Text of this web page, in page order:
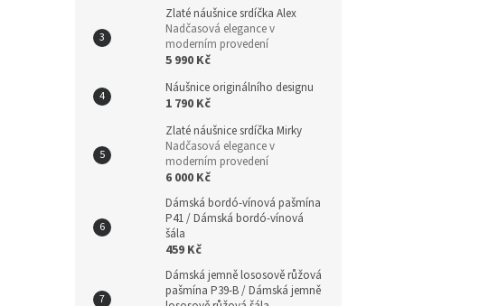
Zlaté náušnice srdíčka Alex
Nadčasová elegance v
moderním provedení
5 990 Kč
Náušnice originálního designu
1 790 Kč
Zlaté náušnice srdíčka Mirky
Nadčasová elegance v
moderním provedení
6 000 Kč
Dámská bordó-vínová pašmína
P41 / Dámská bordó-vínová
šála
459 Kč
Dámská jemně lososově růžová
pašmína P39-B / Dámská jemně